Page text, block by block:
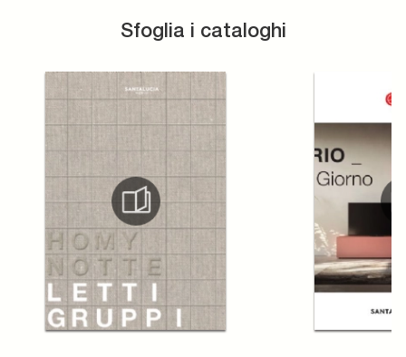
Sfoglia i cataloghi